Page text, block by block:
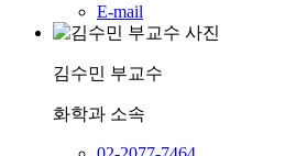
E-mail
김수민 부교수
화학과 소속